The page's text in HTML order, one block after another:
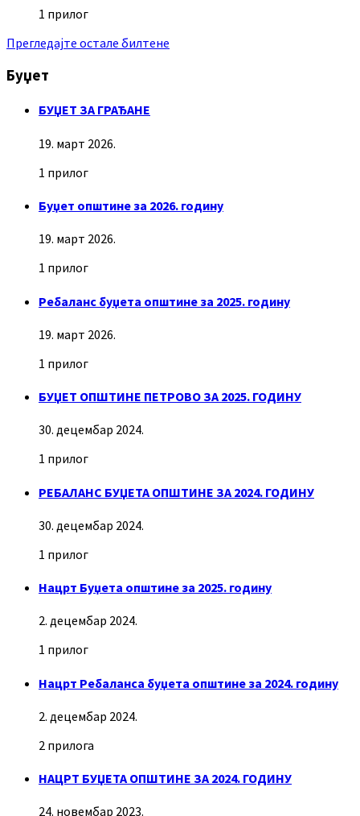
1 прилог
Прегледајте остале билтене
Буџет
БУЏЕТ ЗА ГРАЂАНЕ
19. март 2026.
1 прилог
Буџет општине за 2026. годину
19. март 2026.
1 прилог
Ребаланс буџета општине за 2025. годину
19. март 2026.
1 прилог
БУЏЕТ ОПШТИНЕ ПЕТРОВО ЗА 2025. ГОДИНУ
30. децембар 2024.
1 прилог
РЕБАЛАНС БУЏЕТА ОПШТИНЕ ЗА 2024. ГОДИНУ
30. децембар 2024.
1 прилог
Нацрт Буџета општине за 2025. годину
2. децембар 2024.
1 прилог
Нацрт Ребаланса буџета општине за 2024. годину
2. децембар 2024.
2 прилога
НАЦРТ БУЏЕТА ОПШТИНЕ ЗА 2024. ГОДИНУ
24. новембар 2023.